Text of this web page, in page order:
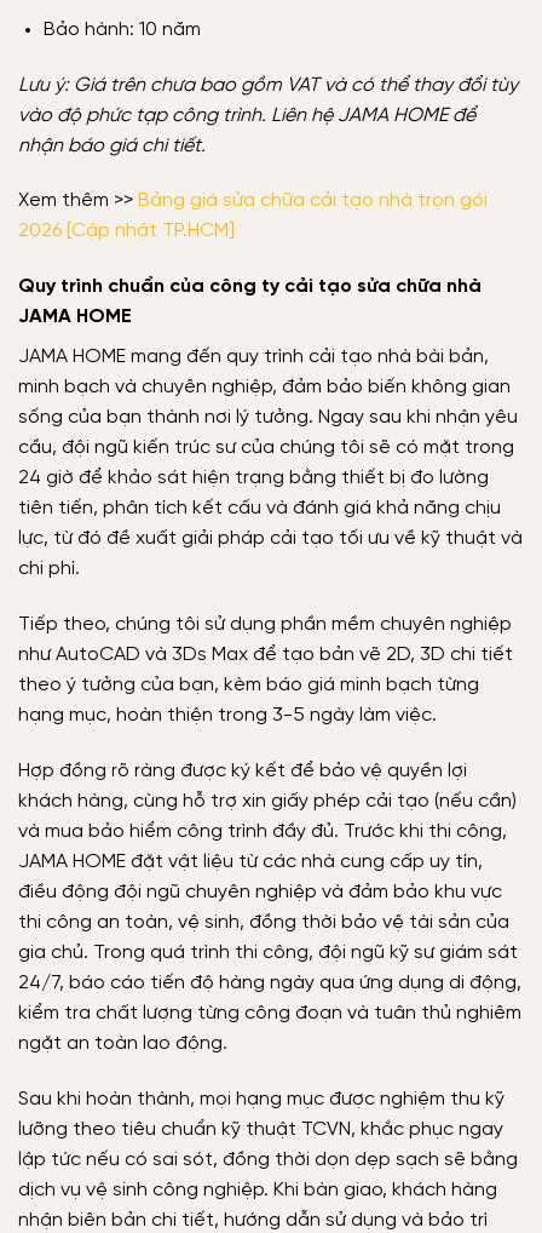
Bảo hành: 10 năm
Lưu ý: Giá trên chưa bao gồm VAT và có thể thay đổi tùy
vào độ phức tạp công trình. Liên hệ JAMA HOME để
nhận báo giá chi tiết.
Xem thêm >> Bảng giá sửa chữa cải tạo nhà trọn gói
2026 [Cập nhật TP.HCM]
Quy trình chuẩn của công ty cải tạo sửa chữa nhà
JAMA HOME
JAMA HOME mang đến quy trình cải tạo nhà bài bản,
minh bạch và chuyên nghiệp, đảm bảo biến không gian
sống của bạn thành nơi lý tưởng. Ngay sau khi nhận yêu
cầu, đội ngũ kiến trúc sư của chúng tôi sẽ có mặt trong
24 giờ để khảo sát hiện trạng bằng thiết bị đo lường
tiên tiến, phân tích kết cấu và đánh giá khả năng chịu
lực, từ đó đề xuất giải pháp cải tạo tối ưu về kỹ thuật và
chi phí.
Tiếp theo, chúng tôi sử dụng phần mềm chuyên nghiệp
như AutoCAD và 3Ds Max để tạo bản vẽ 2D, 3D chi tiết
theo ý tưởng của bạn, kèm báo giá minh bạch từng
hạng mục, hoàn thiện trong 3-5 ngày làm việc.
Hợp đồng rõ ràng được ký kết để bảo vệ quyền lợi
khách hàng, cùng hỗ trợ xin giấy phép cải tạo (nếu cần)
và mua bảo hiểm công trình đầy đủ. Trước khi thi công,
JAMA HOME đặt vật liệu từ các nhà cung cấp uy tín,
điều động đội ngũ chuyên nghiệp và đảm bảo khu vực
thi công an toàn, vệ sinh, đồng thời bảo vệ tài sản của
gia chủ. Trong quá trình thi công, đội ngũ kỹ sư giám sát
24/7, báo cáo tiến độ hàng ngày qua ứng dụng di động,
kiểm tra chất lượng từng công đoạn và tuân thủ nghiêm
ngặt an toàn lao động.
Sau khi hoàn thành, mọi hạng mục được nghiệm thu kỹ
lưỡng theo tiêu chuẩn kỹ thuật TCVN, khắc phục ngay
lập tức nếu có sai sót, đồng thời dọn dẹp sạch sẽ bằng
dịch vụ vệ sinh công nghiệp. Khi bàn giao, khách hàng
nhận biên bản chi tiết, hướng dẫn sử dụng và bảo trì